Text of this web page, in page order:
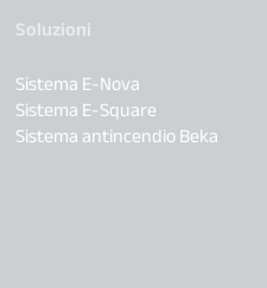
Soluzioni
Sistema E-Nova
Sistema E-Square
Sistema antincendio Beka